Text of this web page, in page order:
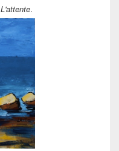
L'attente.